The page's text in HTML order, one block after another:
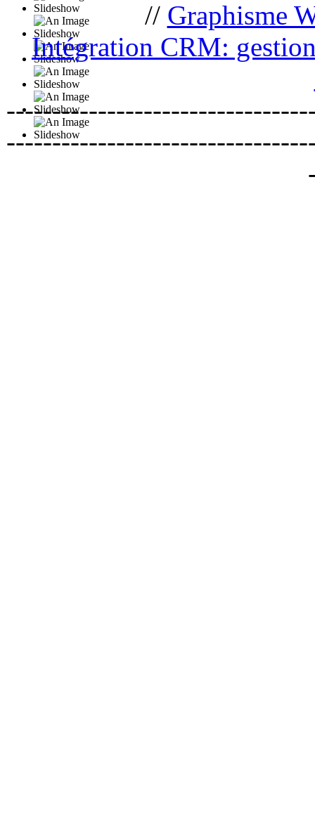
// Graphisme
Intégration CRM: